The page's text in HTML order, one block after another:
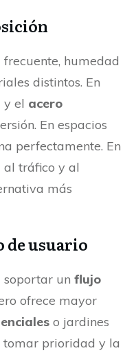
frecuente, humedad
distintos. En
y el acero
En espacios
perfectamente. En
al tráfico y al
más
de usuario
soportar un flujo
ofrece mayor
o jardines
tomar prioridad y la